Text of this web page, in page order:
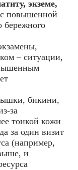
экземе,
с повышенной
бережного
– ситуации,
бикини,
тонкой кожи
за один визит
(например,
и